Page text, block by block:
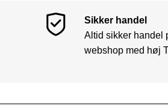
Sikker handel
Altid sikker handel
webshop med høj